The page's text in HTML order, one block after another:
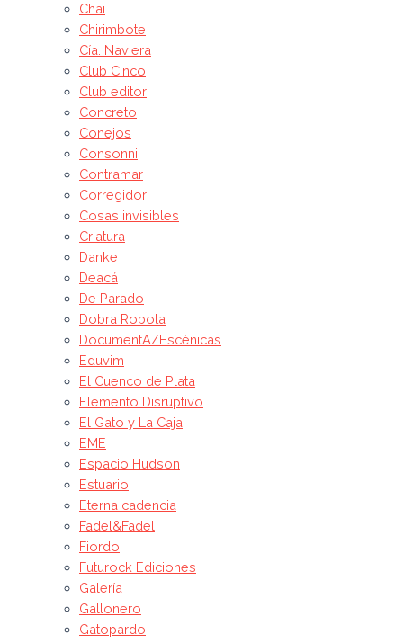
Chai
Chirimbote
Cía. Naviera
Club Cinco
Club editor
Concreto
Conejos
Consonni
Contramar
Corregidor
Cosas invisibles
Criatura
Danke
Deacá
De Parado
Dobra Robota
DocumentA/Escénicas
Eduvim
El Cuenco de Plata
Elemento Disruptivo
El Gato y La Caja
EME
Espacio Hudson
Estuario
Eterna cadencia
Fadel&Fadel
Fiordo
Futurock Ediciones
Galería
Gallonero
Gatopardo